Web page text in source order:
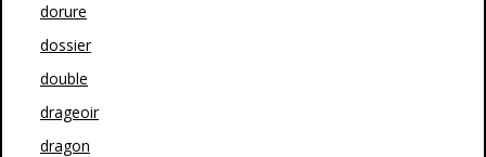
dorure
dossier
double
drageoir
dragon